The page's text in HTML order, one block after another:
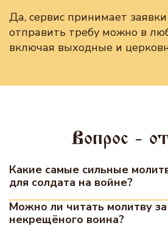
Да, сервис принимает
отправить требу можно в
включая выходные и
Вопрос -
Какие самые сильные
для солдата на войне?
В православии нет понятия
оберега. Самыми
Можно ли читать молитву за
некрещёного воина?